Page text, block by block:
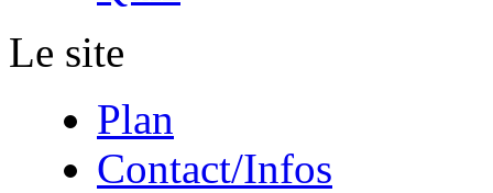
Le site
Plan
Contact/Infos